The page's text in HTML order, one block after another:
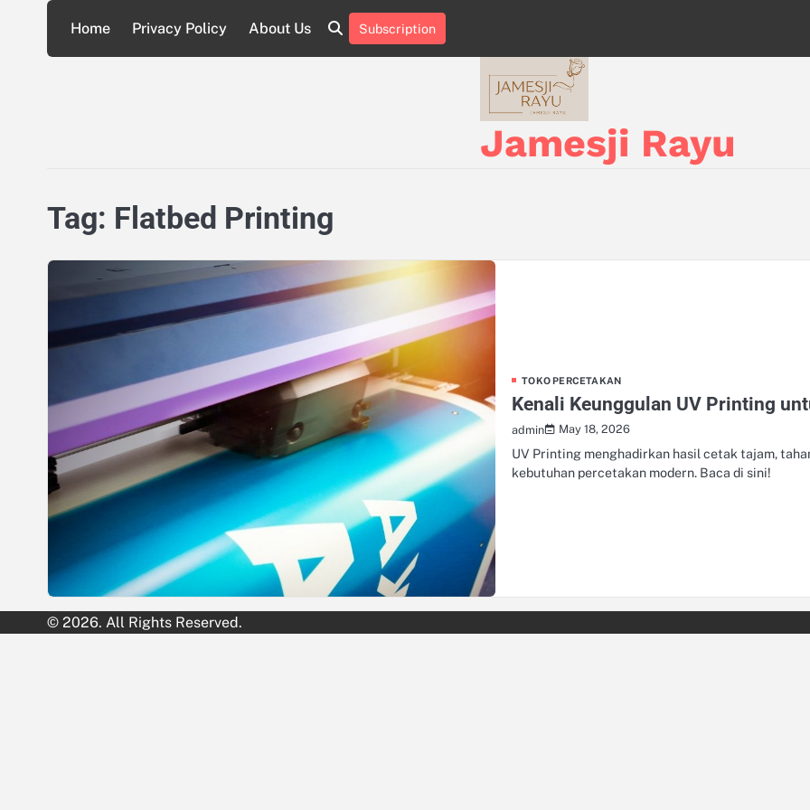
content
Home Privacy Policy About Us
About
Us
Privacy
Policy
Subscription
Jamesji Rayu
Tag: Flatbed Printing
TOKO PERCETAKAN
Kenali Keunggulan UV Printing
admin May 18, 2026
UV Printing menghadirkan hasil cetak tajam,
kebutuhan percetakan modern. Baca di sini!
© 2026. All Rights Reserved.